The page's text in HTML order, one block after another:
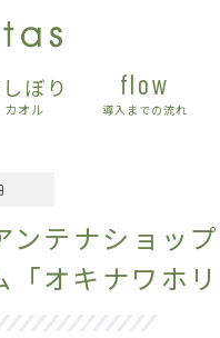
ぼり
カオル
flow
導入までの流れ
テナショッ
オキナワホ